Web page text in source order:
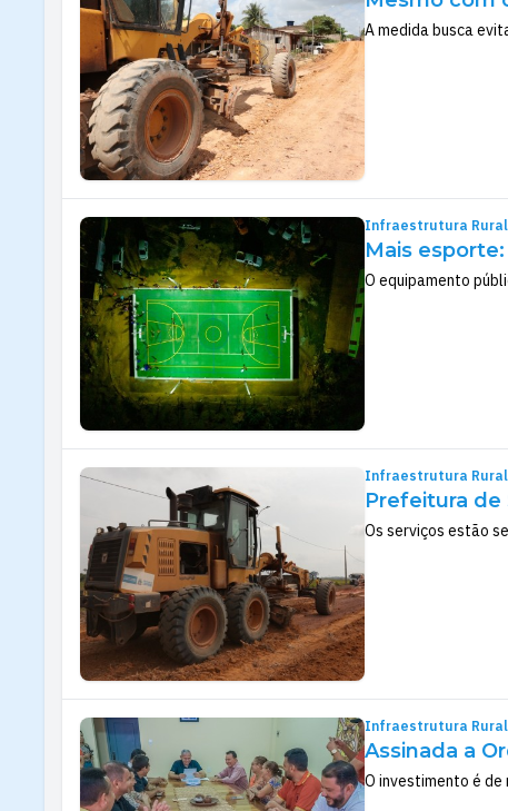
A medida busca
Infraestrutura Rural
Mais
O equipamento
Infraestrutura Rural
Prefeitura de
Os serviços estão
Infraestrutura Rural
Assinada a
O investimento é de